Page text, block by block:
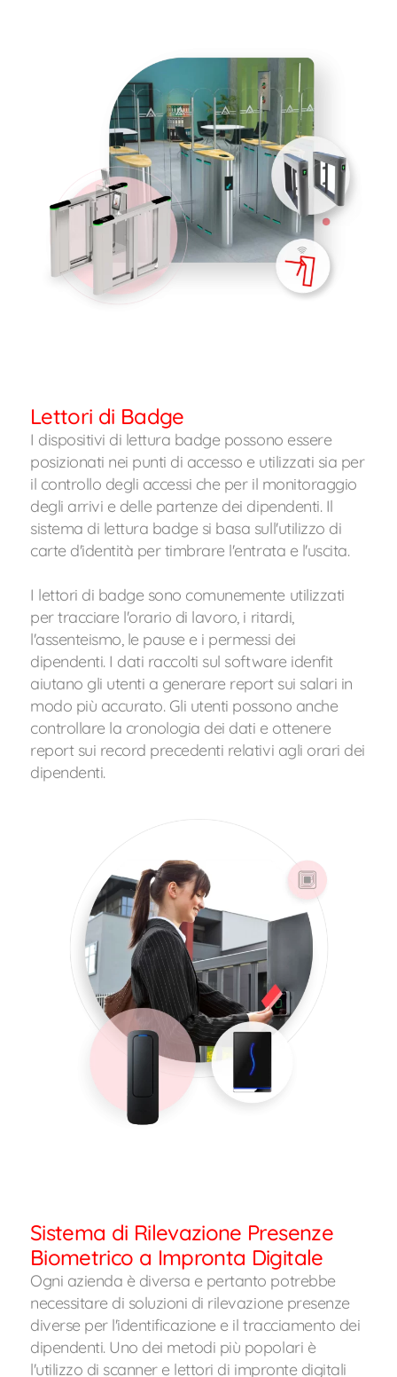
Lettori di Badge
I dispositivi di lettura badge possono essere
posizionati nei punti di accesso e utilizzati sia per
il controllo degli accessi che per il monitoraggio
degli arrivi e delle partenze dei dipendenti. Il
sistema di lettura badge si basa sull'utilizzo di
carte d'identità per timbrare l'entrata e l'uscita.
I lettori di badge sono comunemente utilizzati
per tracciare l'orario di lavoro, i ritardi,
l'assenteismo, le pause e i permessi dei
dipendenti. I dati raccolti sul software idenfit
aiutano gli utenti a generare report sui salari in
modo più accurato. Gli utenti possono anche
controllare la cronologia dei dati e ottenere
report sui record precedenti relativi agli orari dei
dipendenti.
Sistema di Rilevazione Presenze
Biometrico a Impronta Digitale
Ogni azienda è diversa e pertanto potrebbe
necessitare di soluzioni di rilevazione presenze
diverse per l'identificazione e il tracciamento dei
dipendenti. Uno dei metodi più popolari è
l'utilizzo di scanner e lettori di impronte digitali